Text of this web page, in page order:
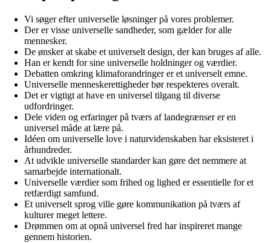
Vi søger efter universelle løsninger på vores problemer.
Der er visse universelle sandheder, som gælder for alle
mennesker.
De ønsker at skabe et universelt design, der kan bruges af alle.
Han er kendt for sine universelle holdninger og værdier.
Debatten omkring klimaforandringer er et universelt emne.
Universelle menneskerettigheder bør respekteres overalt.
Det er vigtigt at have en universel tilgang til diverse
udfordringer.
Dele viden og erfaringer på tværs af landegrænser er en
universel måde at lære på.
Idéen om universelle love i naturvidenskaben har eksisteret i
århundreder.
At udvikle universelle standarder kan gøre det nemmere at
samarbejde internationalt.
Universelle værdier som frihed og lighed er essentielle for et
retfærdigt samfund.
Et universelt sprog ville gøre kommunikation på tværs af
kulturer meget lettere.
Drømmen om at opnå universel fred har inspireret mange
gennem historien.